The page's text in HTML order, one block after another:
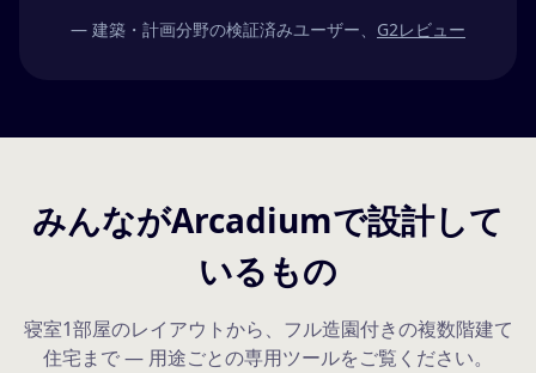
— 建築・計画分野の検証済みユーザー、 G2レビュー
みんながArcadiumで設計して
いるもの
寝室1部屋のレイアウトから、フル造園付きの複数階建て
住宅まで — 用途ごとの専用ツールをご覧ください。